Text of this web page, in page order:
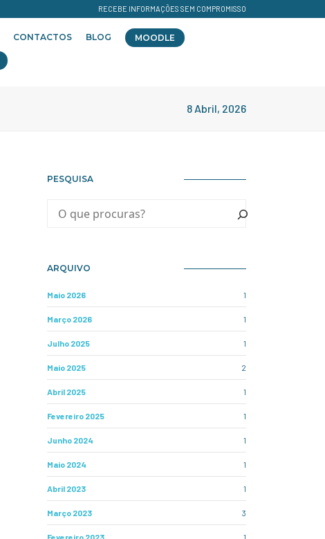
RECEBE INFORMAÇÕES SEM COMPROMISSO
CONTACTOS BLOG MOODLE
8 Abril, 2026
PESQUISA
ARQUIVO
Maio 2026 1
Março 2026 1
Julho 2025 1
Maio 2025 2
Abril 2025 1
Fevereiro 2025 1
Junho 2024 1
Maio 2024 1
Abril 2023 1
Março 2023 3